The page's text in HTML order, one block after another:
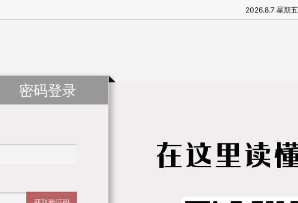
2026.8.7 星期五
密码登录